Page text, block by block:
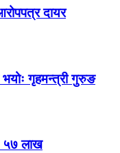
दायर
गृहमन्त्री गुरुङ
५७ लाख